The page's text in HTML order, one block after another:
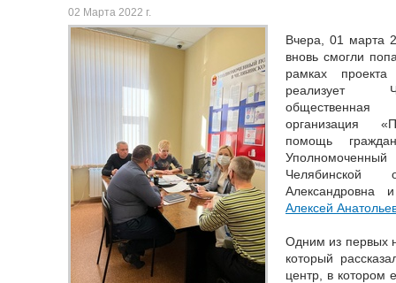
02 Марта 2022 г.
Вчера, 01 марта
вновь смогли
рамках
реализует
общественная
организация
помощь
Челябинской
Александровна
Алексей
Одним из первых
который
центр, в котором